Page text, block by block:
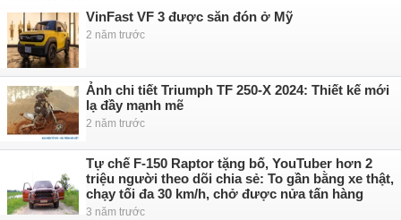
VinFast VF 3 được săn đón ở Mỹ
2 năm trước
Ảnh chi tiết Triumph TF 250-X 2024: Thiết kế mới
lạ đầy mạnh mẽ
2 năm trước
Tự chế F-150 Raptor tặng bố, YouTuber hơn 2
triệu người theo dõi chia sẻ: To gần bằng xe thật,
chạy tối đa 30 km/h, chở được nửa tấn hàng
3 năm trước